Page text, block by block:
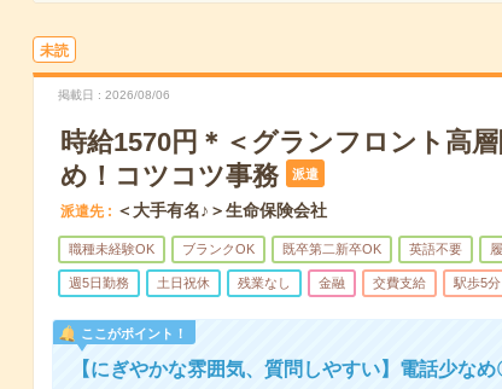
未読
掲載日 2026/08/06
時給1570円＊＜グランフロント高
め！コツコツ事務
派遣
派遣先 ＜大手有名♪＞生命保険会社
職種未経験OK ブランクOK 既卒第二新卒OK 英語不要
週5日勤務 土日祝休 残業なし 金融 交費支給 駅歩5分
ここがポイント！
【にぎやかな雰囲気、質問しやすい】電話少な